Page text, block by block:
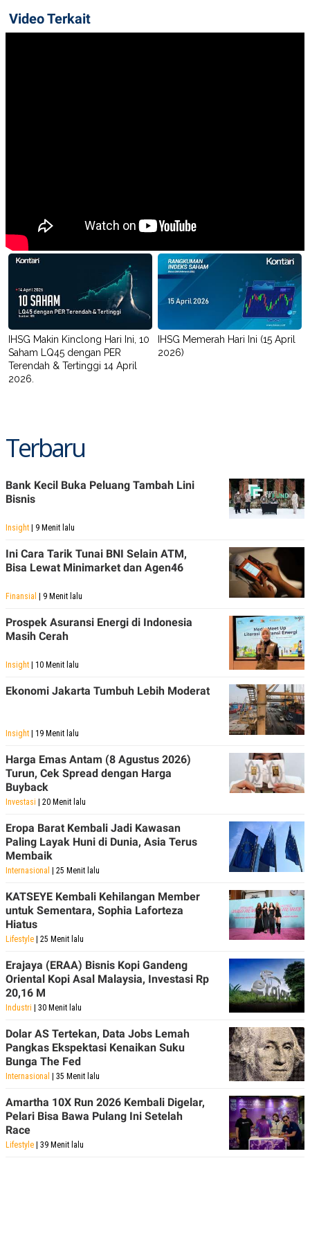
Video Terkait
IHSG Makin Kinclong Hari Ini, 10
Saham LQ45 dengan PER
Terendah & Tertinggi 14 April
2026.
IHSG Memerah Hari Ini (15 April
2026)
Terbaru
Bank Kecil Buka Peluang Tambah Lini
Bisnis
Insight | 9 Menit lalu
Ini Cara Tarik Tunai BNI Selain ATM,
Bisa Lewat Minimarket dan Agen46
Finansial | 9 Menit lalu
Prospek Asuransi Energi di Indonesia
Masih Cerah
Insight | 10 Menit lalu
Ekonomi Jakarta Tumbuh Lebih Moderat
Insight | 19 Menit lalu
Harga Emas Antam (8 Agustus 2026)
Turun, Cek Spread dengan Harga
Buyback
Investasi | 20 Menit lalu
Eropa Barat Kembali Jadi Kawasan
Paling Layak Huni di Dunia, Asia Terus
Membaik
Internasional | 25 Menit lalu
KATSEYE Kembali Kehilangan Member
untuk Sementara, Sophia Laforteza
Hiatus
Lifestyle | 25 Menit lalu
Erajaya (ERAA) Bisnis Kopi Gandeng
Oriental Kopi Asal Malaysia, Investasi Rp
20,16 M
Industri | 30 Menit lalu
Dolar AS Tertekan, Data Jobs Lemah
Pangkas Ekspektasi Kenaikan Suku
Bunga The Fed
Internasional | 35 Menit lalu
Amartha 10X Run 2026 Kembali Digelar,
Pelari Bisa Bawa Pulang Ini Setelah
Race
Lifestyle | 39 Menit lalu